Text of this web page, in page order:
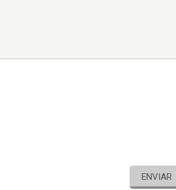
ENVIAR